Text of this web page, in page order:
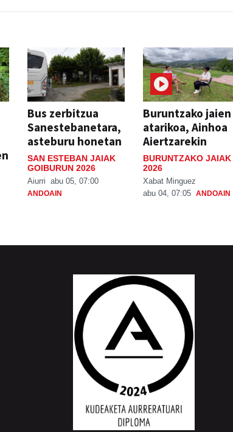
Bus zerbitzua
Sanestebanetara,
asteburu honetan
SAN ESTEBAN JAIAK
GOIBURUN 2026
Aiurri abu 05, 07:00
ANDOAIN
Buruntzako jaien
atarikoa, Ainhoa
Aiertzarekin
BURUNTZAKO JAIAK
2026
Xabat Minguez
abu 04, 07:05 ANDOAIN